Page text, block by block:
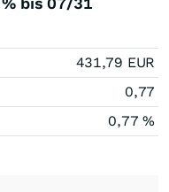
431,79 EUR
0,77
0,77 %